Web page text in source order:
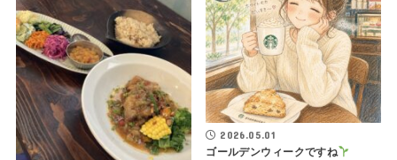
2026.05.01
ゴールデンウィークですね